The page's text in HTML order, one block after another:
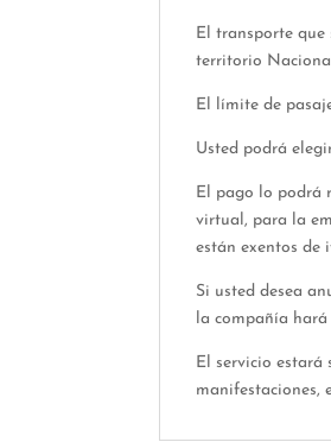
El transporte que
territorio
El límite de
Usted podrá
El pago lo podrá
virtual, para la
están exentos de
Si usted desea
la compañía
El servicio
manifestaciones,